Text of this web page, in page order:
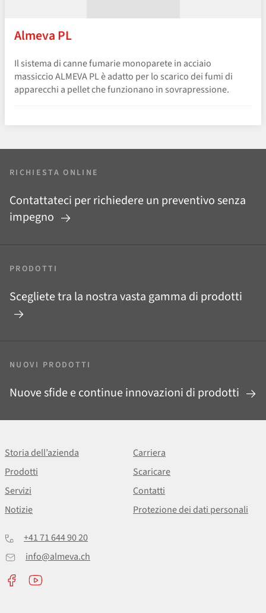
Almeva PL
Il sistema di canne fumarie monoparete in acciaio
massiccio ALMEVA PL è adatto per lo scarico dei fumi di
apparecchi a pellet che funzionano in sovrapressione.
RICHIESTA ONLINE
Contattateci per richiedere un preventivo senza
impegno
PRODOTTI
Scegliete tra la nostra vasta gamma di prodotti
NUOVI PRODOTTI
Nuove sfide e continue innovazioni di prodotti
Storia dell’azienda
Carriera
Prodotti
Scaricare
Servizi
Contatti
Notizie
Protezione dei dati personali
+41 71 644 90 20
info@almeva.ch